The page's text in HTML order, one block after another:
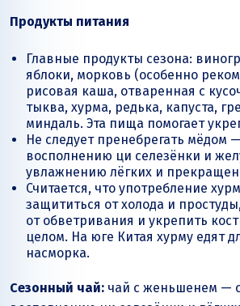
Продукты питания
Главные продукты сезона:
яблоки, морковь (особенно
рисовая каша, отваренная с
тыква, хурма, редька, капуста,
миндаль. Эта пища помогает
Не следует пренебрегать мёдом
восполнению ци селезёнки и
увлажнению лёгких и
Считается, что употребление
защититься от холода и
от обветривания и укрепить
целом. На юге Китая хурму едят
насморка.
Сезонный чай: чай с женьшенем —